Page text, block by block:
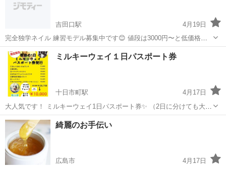
吉田口駅
4月19日
完全独学ネイル 練習モデル募集中です😊 値段は3000円〜と低価格で
す✨ インスタがありますので 送りますのでコメントください☺️
広島 安芸高田市 吉田口駅 ネイル
ミルキーウェイ１日パスポート券
十日市町駅
4月17日
大人気です！ ミルキーウェイ1日パスポート券✨ （2日に分けても大丈
夫です) ご紹介いただいたり プレゼントにされる方など 皆さまお喜び
いただき 私たちもとっても幸せです♥ まだまだ絶賛受付中です、 ぜひ
癒されにご来店くださ...
広島 広島市 十日市町駅
綺麗のお手伝い
広島市
4月17日